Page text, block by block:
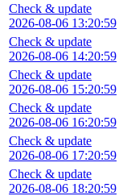
Check & update
2026-08-06 13:20:59
Check & update
2026-08-06 14:20:59
Check & update
2026-08-06 15:20:59
Check & update
2026-08-06 16:20:59
Check & update
2026-08-06 17:20:59
Check & update
2026-08-06 18:20:59